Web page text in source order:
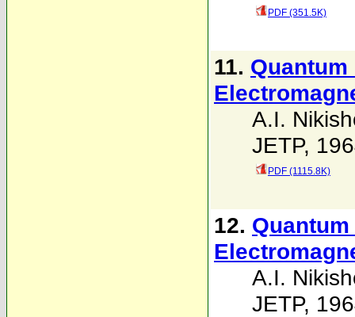
PDF (351.5K)
11.
A.I.
JETP,
PDF (1115.8K)
12.
A.I.
JETP,